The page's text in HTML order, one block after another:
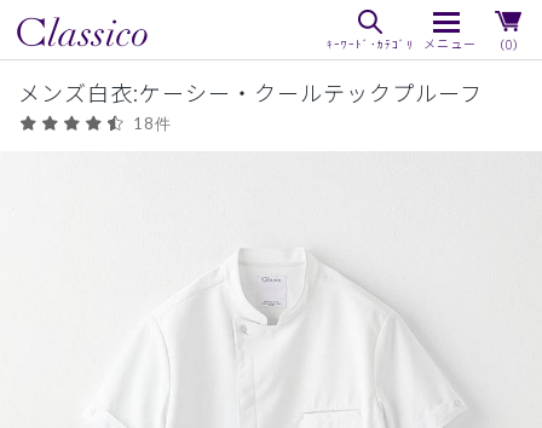
（0）
メンズ白衣:ケーシー・クールテックプルーフ
18件